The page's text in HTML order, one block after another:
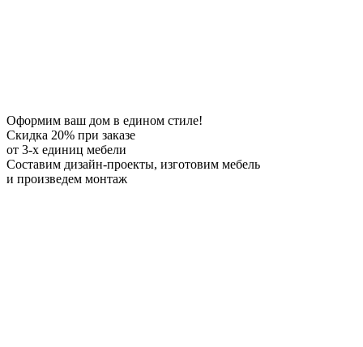
Оформим ваш дом в едином стиле!
Скидка 20% при заказе
от 3-х единиц мебели
Составим дизайн-проекты, изготовим мебель
и произведем монтаж